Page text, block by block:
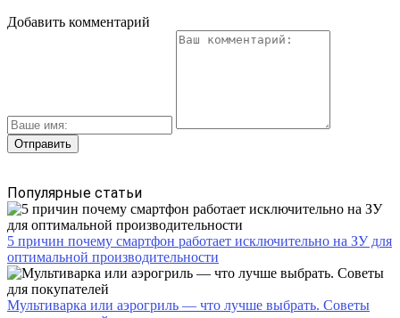
Добавить комментарий
Популярные статьи
5 причин почему смартфон работает исключительно на ЗУ для
оптимальной производительности
Мультиварка или аэрогриль — что лучше выбрать. Советы